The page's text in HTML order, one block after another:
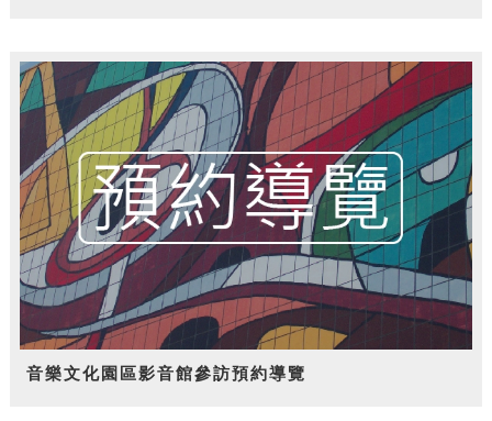
音樂文化園區影音館參訪預約導覽